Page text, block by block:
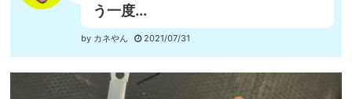
う一度...
by カネやん 2021/07/31